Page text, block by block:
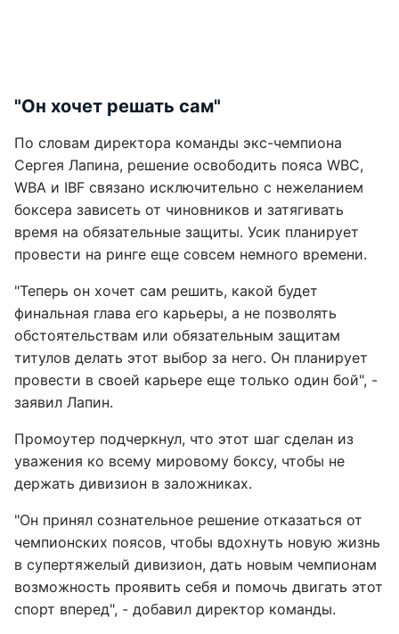
"Он хочет решать сам"
По словам директора команды экс-чемпиона
Сергея Лапина, решение освободить пояса WBC,
WBA и IBF связано исключительно с нежеланием
боксера зависеть от чиновников и затягивать
время на обязательные защиты. Усик планирует
провести на ринге еще совсем немного времени.
"Теперь он хочет сам решить, какой будет
финальная глава его карьеры, а не позволять
обстоятельствам или обязательным защитам
титулов делать этот выбор за него. Он планирует
провести в своей карьере еще только один бой", -
заявил Лапин.
Промоутер подчеркнул, что этот шаг сделан из
уважения ко всему мировому боксу, чтобы не
держать дивизион в заложниках.
"Он принял сознательное решение отказаться от
чемпионских поясов, чтобы вдохнуть новую жизнь
в супертяжелый дивизион, дать новым чемпионам
возможность проявить себя и помочь двигать этот
спорт вперед", - добавил директор команды.